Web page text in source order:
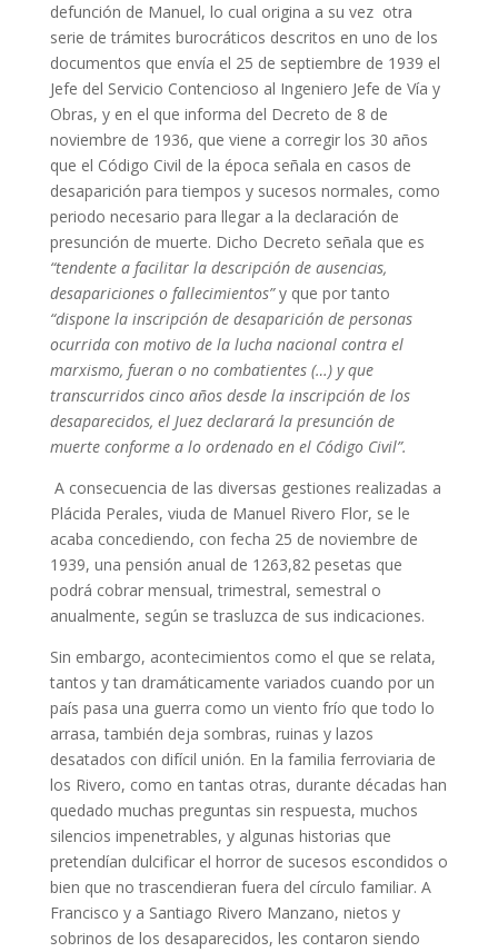
defunción de Manuel, lo cual origina a su vez otra
serie de trámites burocráticos descritos en uno de los
documentos que envía el 25 de septiembre de 1939 el
Jefe del Servicio Contencioso al Ingeniero Jefe de Vía y
Obras, y en el que informa del Decreto de 8 de
noviembre de 1936, que viene a corregir los 30 años
que el Código Civil de la época señala en casos de
desaparición para tiempos y sucesos normales, como
periodo necesario para llegar a la declaración de
presunción de muerte. Dicho Decreto señala que es
“tendente a facilitar la descripción de ausencias,
desapariciones o fallecimientos”y que por tanto
“dispone la inscripción de desaparición de personas
ocurrida con motivo de la lucha nacional contra el
marxismo, fueran o no combatientes (…) y que
transcurridos cinco años desde la inscripción de los
desaparecidos, el Juez declarará la presunción de
muerte conforme a lo ordenado en el Código Civil”.
A consecuencia de las diversas gestiones realizadas a
Plácida Perales, viuda de Manuel Rivero Flor, se le
acaba concediendo, con fecha 25 de noviembre de
1939, una pensión anual de 1263,82 pesetas que
podrá cobrar mensual, trimestral, semestral o
anualmente, según se trasluzca de sus indicaciones.
Sin embargo, acontecimientos como el que se relata,
tantos y tan dramáticamente variados cuando por un
país pasa una guerra como un viento frío que todo lo
arrasa, también deja sombras, ruinas y lazos
desatados con difícil unión. En la familia ferroviaria de
los Rivero, como en tantas otras, durante décadas han
quedado muchas preguntas sin respuesta, muchos
silencios impenetrables, y algunas historias que
pretendían dulcificar el horror de sucesos escondidos o
bien que no trascendieran fuera del círculo familiar. A
Francisco y a Santiago Rivero Manzano, nietos y
sobrinos de los desaparecidos, les contaron siendo